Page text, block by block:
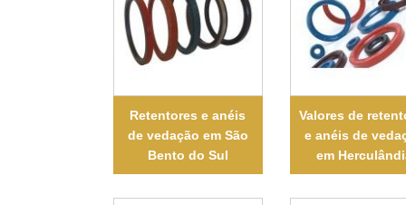
Retentores e anéis
de vedação em São
Bento do Sul
Valores de
e anéis de
em